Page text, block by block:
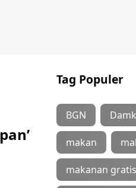
Tag Populer
BGN
makan
makanan gratis